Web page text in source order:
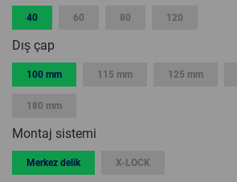
40 60 80 120
Dış çap
100 mm 115 mm 125 mm
180 mm
Montaj sistemi
Merkez delik X-LOCK